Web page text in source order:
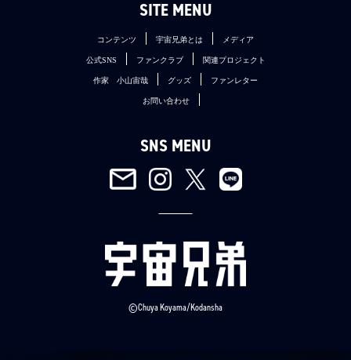
SITE MENU
コンテンツ 宇宙兄弟とは メディア
公式SNS ファンクラブ 関連プロジェクト
作家 小山宙哉 グッズ ファンレター
お問い合わせ
SNS MENU
©Chuya Koyama/Kodansha